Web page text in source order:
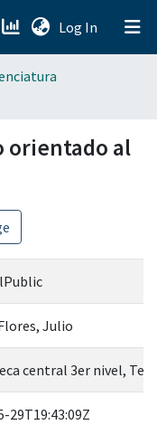
Log In (current)
orientado al
Julio
central 3er nivel,
29T19:43:09Z